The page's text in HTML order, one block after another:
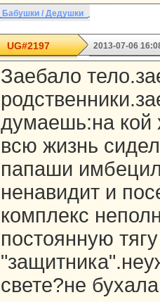
Бабушки / Дедушки
UG#2197 2013-07-06
Заебало
думаешь:на кой
всю жизнь
папаши
ненавидит и
комплекс
постоянную
свете?не